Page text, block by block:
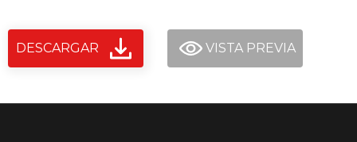
DESCARGAR VISTA PREVIA